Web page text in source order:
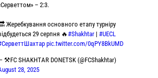
– 2:3.
Жеребкування основного етапу турніру
29 серпня 🔥#Shakhtar |#UECL
pic.twitter.com/0qPY8BkUMD
⚒FC SHAKHTAR DONETSK (@FCShakhtar)
28, 2025